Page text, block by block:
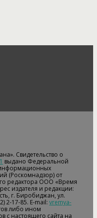
Свидетельство о
выдано Федеральной
(Роскомнадзор) от
редактора ООО «Время
издателя и редакции:
г. Биробиджан, ул.
2-17-85. E-mail: vremya-
либо ином
с настоящего сайта на